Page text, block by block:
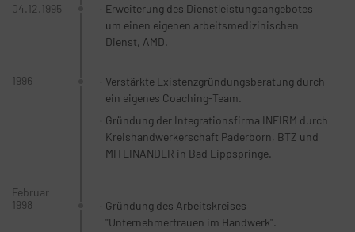
04.12.1995
Erweiterung des Dienstleistungsangebotes
um einen eigenen arbeitsmedizinischen
Dienst, AMD.
1996
Verstärkte Existenzgründungsberatung durch
ein eigenes Coaching-Team.
Gründung der Integrationsfirma INFIRM durch
Kreishandwerkerschaft Paderborn, BTZ und
MITEINANDER in Bad Lippspringe.
Februar
1998
Gründung des Arbeitskreises
"Unternehmerfrauen im Handwerk".